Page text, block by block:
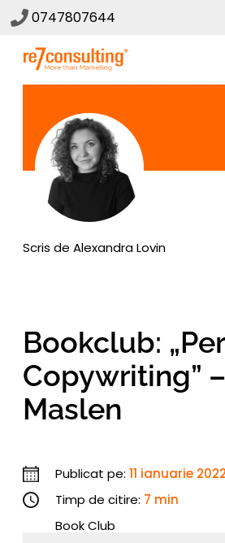
0747807644
Scris deAlexandra Lovin
Bookclub:
Copywriting”
Maslen
Publicat pe:11 ianuarie 2022
Timp de citire: 7 min
Book Club